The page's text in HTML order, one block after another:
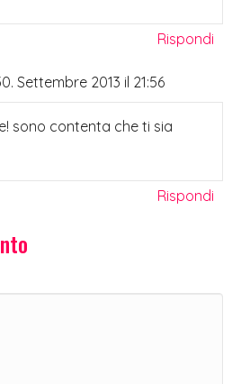
Rispondi
Settembre 2013 il 21:56
sono contenta che ti sia
Rispondi